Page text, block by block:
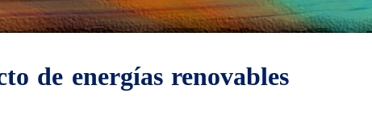
de energías renovables